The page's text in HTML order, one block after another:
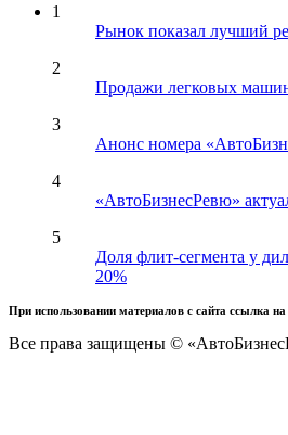
1
Рынок показал лучший
2
Продажи легковых
3
Анонс номера
4
«АвтоБизнесРевю»
5
Доля флит-сегмента у
20%
При использовании материалов с сайта ссылка на
Все права защищены ©